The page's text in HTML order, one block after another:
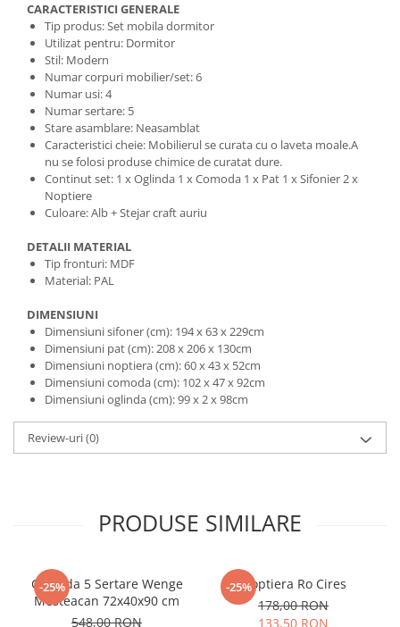
CARACTERISTICI GENERALE
Tip produs: Set mobila dormitor
Utilizat pentru: Dormitor
Stil: Modern
Numar corpuri mobilier/set: 6
Numar usi: 4
Numar sertare: 5
Stare asamblare: Neasamblat
Caracteristici cheie: Mobilierul se curata cu o laveta moale.A
nu se folosi produse chimice de curatat dure.
Continut set: 1 x Oglinda 1 x Comoda 1 x Pat 1 x Sifonier 2 x
Noptiere
Culoare: Alb + Stejar craft auriu
DETALII MATERIAL
Tip fronturi: MDF
Material: PAL
DIMENSIUNI
Dimensiuni sifoner (cm): 194 x 63 x 229cm
Dimensiuni pat (cm): 208 x 206 x 130cm
Dimensiuni noptiera (cm): 60 x 43 x 52cm
Dimensiuni comoda (cm): 102 x 47 x 92cm
Dimensiuni oglinda (cm): 99 x 2 x 98cm
Review-uri(0)
PRODUSE SIMILARE
-25%
Comoda 5 Sertare Wenge
Mesteacan 72x40x90 cm
548,00 RON
-25%Noptiera Ro Cires
178,00 RON
133,50 RON